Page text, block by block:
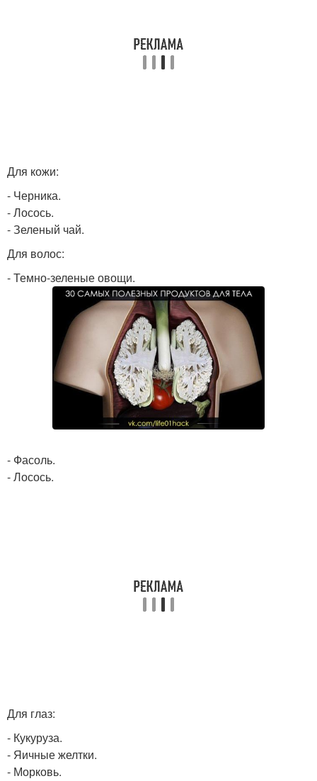
Для кожи:
- Черника.
- Лосось.
- Зеленый чай.
Для волос:
- Темно-зеленые овощи.
- Фасоль.
- Лосось.
Для глаз:
- Кукуруза.
- Яичные желтки.
- Морковь.